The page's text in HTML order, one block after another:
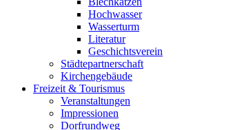
Hochwasser
Wasserturm
Literatur
Geschichtsverein
Städtepartnerschaft
Kirchengebäude
Freizeit & Tourismus
Veranstaltungen
Impressionen
Dorfrundweg